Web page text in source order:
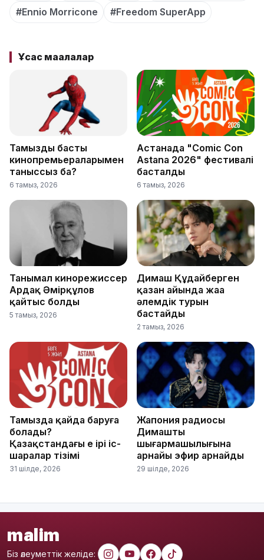
#Ennio Morricone
#Freedom SuperApp
Ұқсас мақалалар
Тамыздың басты
кинопремьераларымен
таныссыз ба?
6 тамыз, 2026
Астанада "Comic Con
Astana 2026" фестивалі
басталды
6 тамыз, 2026
Танымал кинорежиссер
Ардақ Әмірқұлов
қайтыс болды
5 тамыз, 2026
Димаш Құдайберген
қазан айында жаңа
әлемдік турын
бастайды
2 тамыз, 2026
Тамызда қайда баруға
болады?
Қазақстандағы ең ірі іс-
шаралар тізімі
31 шілде, 2026
Жапония радиосы
Димаштың
шығармашылығына
арнайы эфир арнайды
29 шілде, 2026
malim
Біз әлеуметтік желіде: